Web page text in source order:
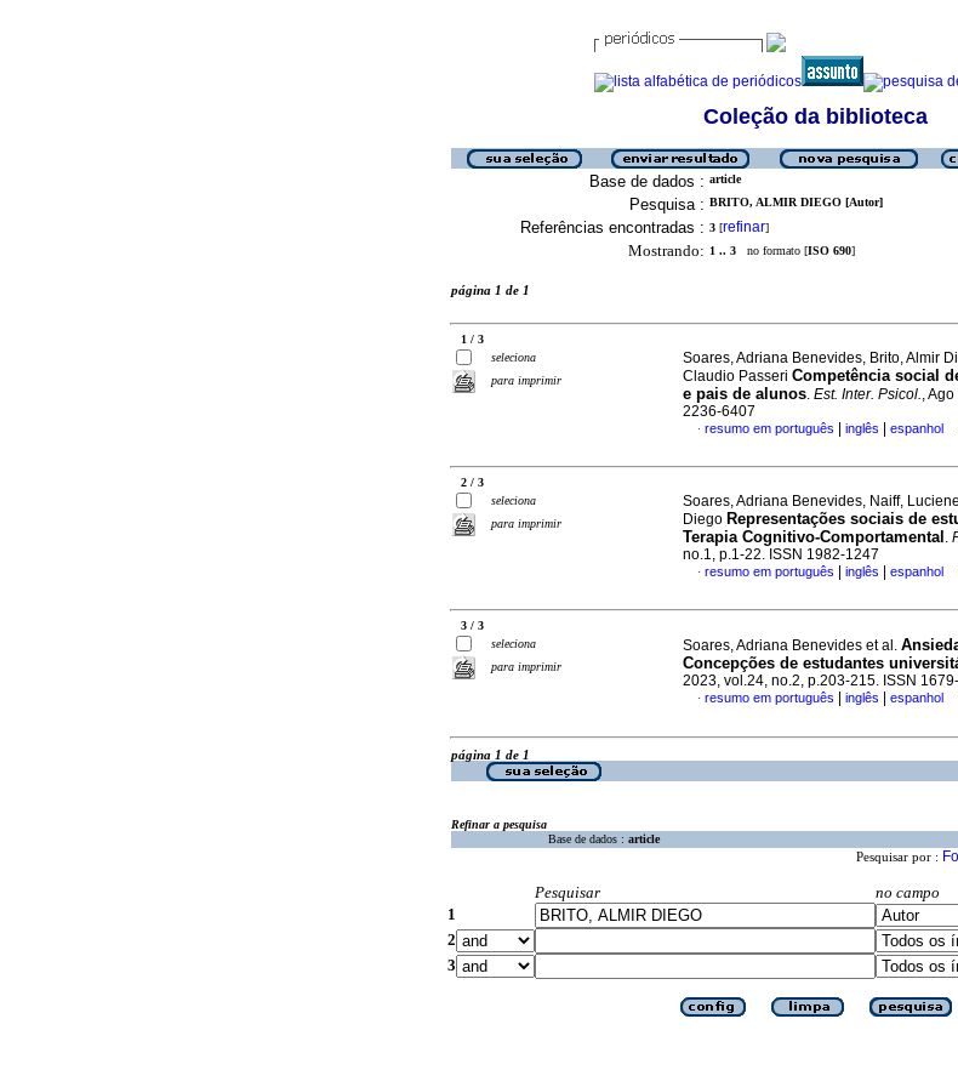
Coleção da biblioteca
Base de dados : article
Pesquisa : BRITO, ALMIR DIEGO [Autor]
Referências encontradas : 3 [refinar]
Mostrando: 1 .. 3 no formato [ISO 690]
página 1 de 1
1 / 3
seleciona
para imprimir
Soares, Adriana Benevides, Brito, Almir
Claudio Passeri Competência social
e pais de alunos. Est. Inter. Psicol.,
2236-6407
· resumo em português inglês espanhol
2 / 3
seleciona
para imprimir
Soares, Adriana Benevides, Naiff,
Diego Representações sociais de
Terapia Cognitivo-Comportamental .
no.1, p.1-22. ISSN 1982-1247
· resumo em português inglês espanhol
3 / 3
seleciona
para imprimir
Soares, Adriana Benevides et al.
Concepções de estudantes
2023, vol.24, no.2, p.203-215. ISSN
· resumo em português inglês espanhol
página 1 de 1
Refinar a pesquisa
Base de dados : article
Pesquisar por :
Pesquisar
no campo
1
2
3